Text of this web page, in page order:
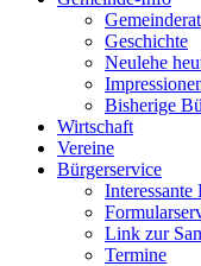
Gemeinderat
Geschichte
Neulehe
Bisherige
Wirtschaft
Vereine
Bürgerservice
Interessante
Link zur
Termine